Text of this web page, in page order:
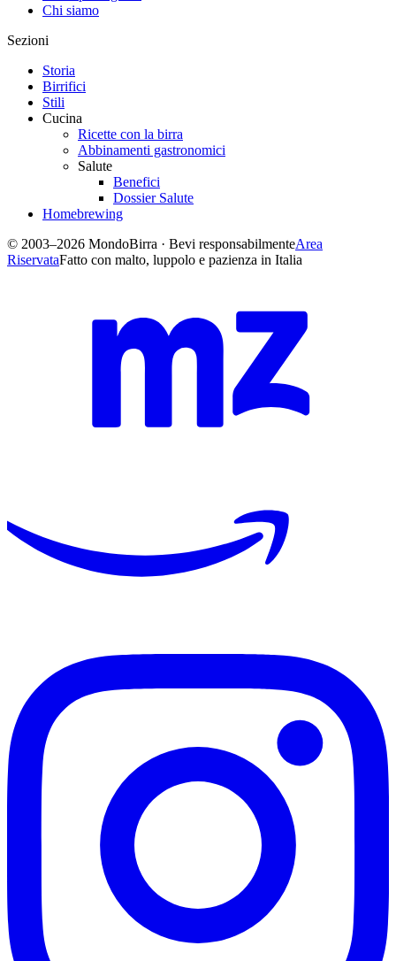
Chi siamo
Sezioni
Storia
Birrifici
Stili
Cucina
Ricette con la birra
Abbinamenti gastronomici
Salute
Benefici
Dossier Salute
Homebrewing
© 2003–2026 MondoBirra · Bevi responsabilmenteArea
RiservataFatto con malto, luppolo e pazienza in Italia